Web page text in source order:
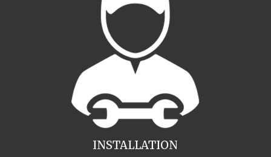
INSTALLATION